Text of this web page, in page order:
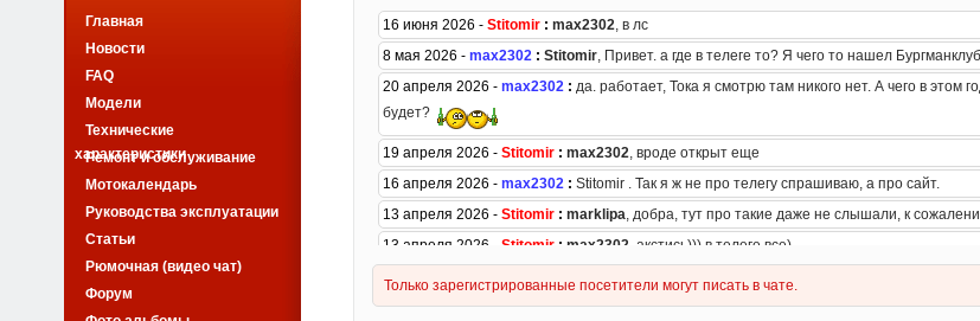
Главная
Новости
FAQ
Модели
Технические
характеристики
Ремонт и обслуживание
Мотокалендарь
Руководства эксплуатации
Статьи
Рюмочная (видео чат)
Форум